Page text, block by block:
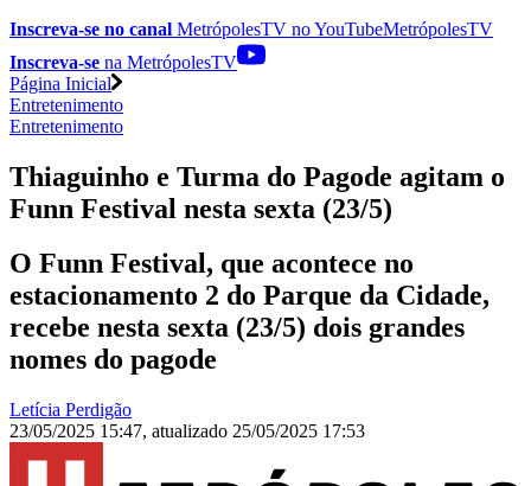
Inscreva-se no canal MetrópolesTV noYouTubeMetrópolesTV
Inscreva-se na MetrópolesTV
Página Inicial
Entretenimento
Entretenimento
Thiaguinho e Turma do Pagode agitam o
Funn Festival nesta sexta (23/5)
O Funn Festival, que acontece no
estacionamento 2 do Parque da Cidade,
recebe nesta sexta (23/5) dois grandes
nomes do pagode
Letícia Perdigão
23/05/2025 15:47, atualizado 25/05/2025 17:53